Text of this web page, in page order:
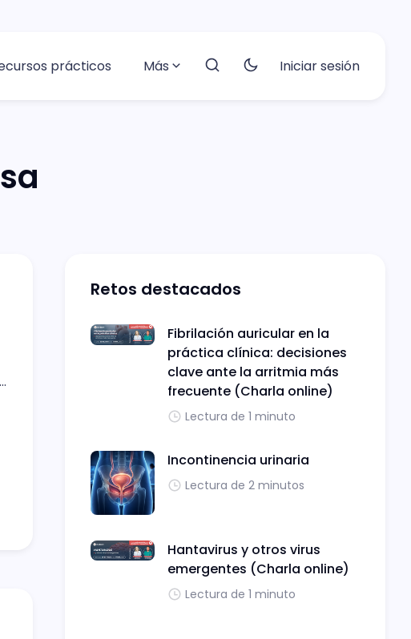
prácticos Más Iniciar sesión
Retos destacados
Fibrilación auricular en la
práctica clínica: decisiones
clave ante la arritmia más
frecuente (Charla online)
Lectura de 1 minuto
Incontinencia urinaria
Lectura de 2 minutos
Hantavirus y otros virus
emergentes (Charla online)
Lectura de 1 minuto